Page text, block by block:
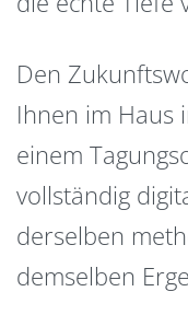
Den
Ihnen im Haus
einem
vollständig
derselben
demselben